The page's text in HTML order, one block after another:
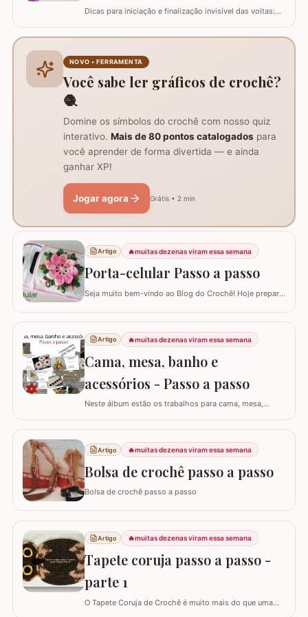
Dicas para iniciação e finalização invisível das voltas:
garante um acabamento quase imperceptível nas
trabalho mais elegante. Variações de pontos com o
falso ponto alto: Experimentar…
NOVO • FERRAMENTA
Você sabe ler gráficos de crochê?
🧶
Domine os símbolos do crochê com nosso quiz
interativo. Mais de 80 pontos catalogados para
você aprender de forma divertida — e ainda
ganhar XP!
Jogar agora Grátis • 2 min
Artigo 🔥muitas dezenas viram essa semana
Porta-celular Passo a passo
Seja muito bem-vindo ao Blog do Crochê! Hoje preparei
ser uma peça linda para guardar o aparelho e o
carregador dentro da bolsa, ele funciona como um
suporte inteligente na hora de carregar seu…
Artigo 🔥muitas dezenas viram essa semana
Cama, mesa, banho e
acessórios - Passo a passo
Neste álbum estão os trabalhos para cama, mesa,
clicar nas imagens! Trilhos/caminhos e centro de mesa
Sousplat Puxa-saco e porta-pano de prato Squares para
colcha de cama Outros Álbuns que temos no blog
Artigo 🔥muitas dezenas viram essa semana
Bolsa de crochê passo a passo
Bolsa de crochê passo a passo
Artigo 🔥muitas dezenas viram essa semana
Tapete coruja passo a passo -
parte 1
O Tapete Coruja de Crochê é muito mais do que uma